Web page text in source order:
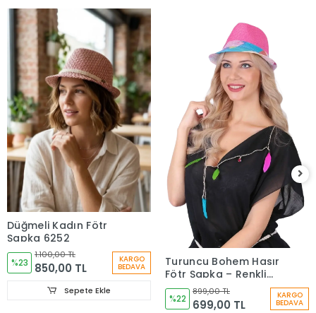
Düğmeli Kadın Fötr
Şapka 6252
%23
1.100,00 TL
850,00 TL
KARGO
BEDAVA
Sepete Ekle
Turuncu Bohem Hasır
Fötr Şapka – Renkli
Etnik Şeritli Yazlık
Kadın Şapkası 6261
%22
899,00 TL
699,00 TL
KARGO
BEDAVA